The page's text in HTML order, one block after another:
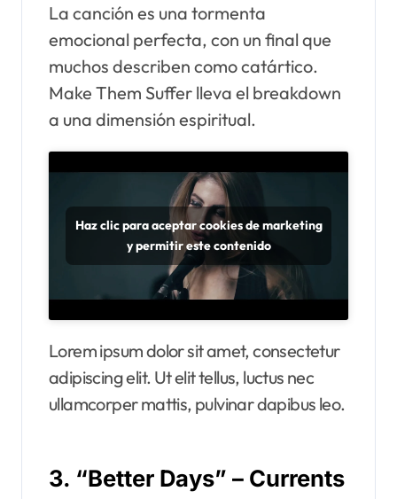
La canción es una tormenta
emocional perfecta, con un final que
muchos describen como catártico.
Make Them Suffer lleva el breakdown
a una dimensión espiritual.
Haz clic para aceptar cookies de marketing
y permitir este contenido
Lorem ipsum dolor sit amet, consectetur
adipiscing elit. Ut elit tellus, luctus nec
ullamcorper mattis, pulvinar dapibus leo.
3. “Better Days” – Currents